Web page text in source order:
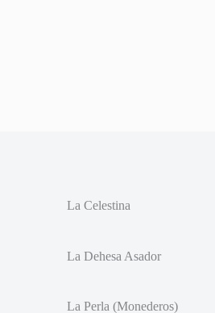
La Celestina
La Dehesa Asador
La Perla (Monederos)